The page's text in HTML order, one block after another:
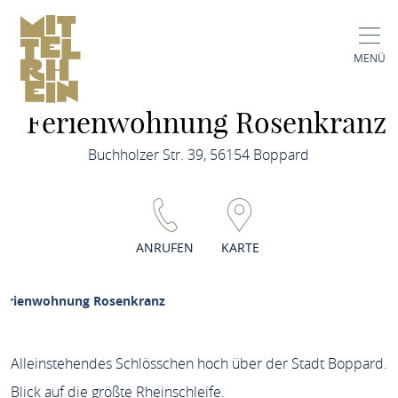
MENÜ
Ferienwohnung Rosenkranz
Buchholzer Str. 39, 56154 Boppard
ANRUFEN KARTE
Rosenkranz
Alleinstehendes Schlösschen hoch über der Stadt Boppard.
Blick auf die größte Rheinschleife.